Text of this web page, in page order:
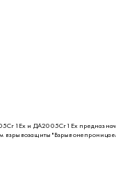
и ДА2005Сг1Ех